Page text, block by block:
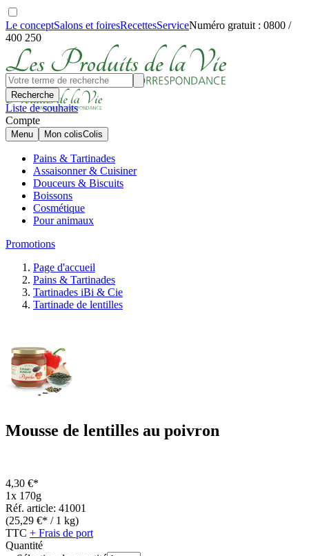
Le conceptSalons et foiresRecettesServiceNuméro gratuit : 0800 /
400 250
Recherche
Liste de souhaits
Compte
Menu Mon colisColis
Pains & Tartinades
Assaisonner & Cuisiner
Douceurs & Biscuits
Boissons
Cosmétique
Pour animaux
Promotions
Page d'accueil
Pains & Tartinades
Tartinades iBi & Cie
Tartinade de lentilles
Mousse de lentilles au poivron
4,30 €*
1x 170g
Réf. article: 41001
(25,29 €* / 1 kg)
TTC + Frais de port
Quantité